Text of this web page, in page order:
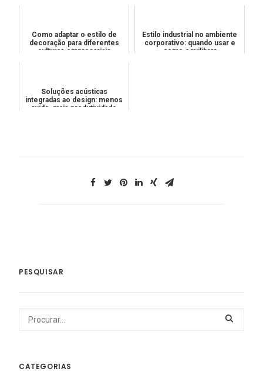
Como adaptar o estilo de
decoração para diferentes
culturas empresariais
Estilo industrial no ambiente
corporativo: quando usar e
como equilibrar
Soluções acústicas
integradas ao design: menos
ruído, mais produtividade
PESQUISAR
CATEGORIAS